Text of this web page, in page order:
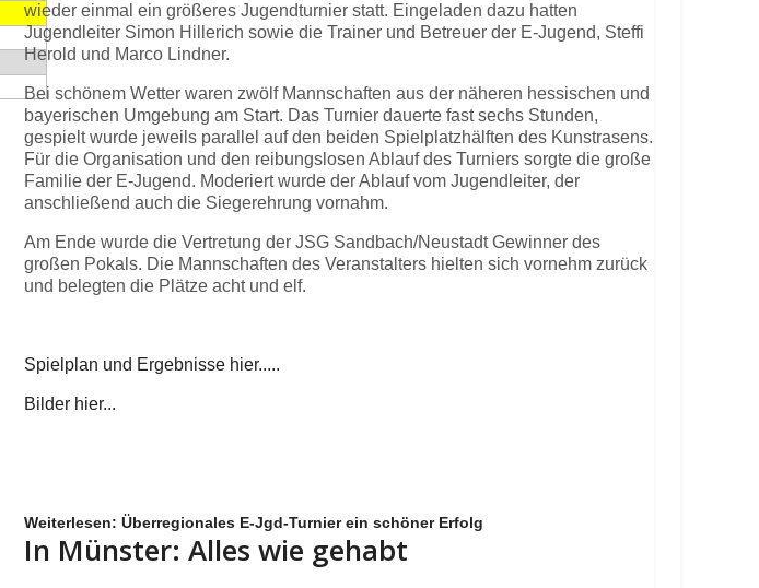
wieder einmal ein größeres Jugendturnier statt. Eingeladen dazu hatten
Jugendleiter Simon Hillerich sowie die Trainer und Betreuer der E-Jugend, Steffi
Herold und Marco Lindner.
Bei schönem Wetter waren zwölf Mannschaften aus der näheren hessischen und
bayerischen Umgebung am Start. Das Turnier dauerte fast sechs Stunden,
gespielt wurde jeweils parallel auf den beiden Spielplatzhälften des Kunstrasens.
Für die Organisation und den reibungslosen Ablauf des Turniers sorgte die große
Familie der E-Jugend. Moderiert wurde der Ablauf vom Jugendleiter, der
anschließend auch die Siegerehrung vornahm.
Am Ende wurde die Vertretung der JSG Sandbach/Neustadt Gewinner des
großen Pokals. Die Mannschaften des Veranstalters hielten sich vornehm zurück
und belegten die Plätze acht und elf.
Spielplan und Ergebnisse hier.....
Bilder hier...
Weiterlesen: Überregionales E-Jgd-Turnier ein schöner Erfolg
In Münster: Alles wie gehabt